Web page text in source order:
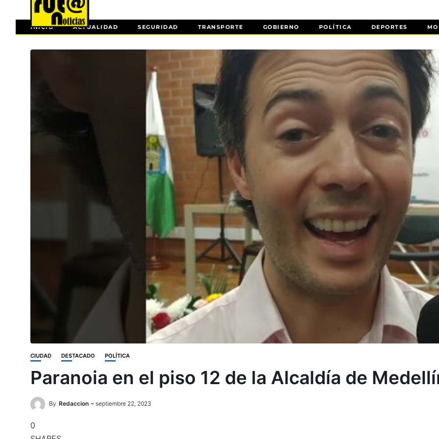
INICIO ACTUALIDAD SEGURIDAD TRANSPORTE GOBIERNO POLÍTICA DEPORTES
CIUDAD DESTACADO POLÍTICA
Paranoia en el piso 12 de la Alcaldía de
By Redaccion septiembre 22, 2023
0